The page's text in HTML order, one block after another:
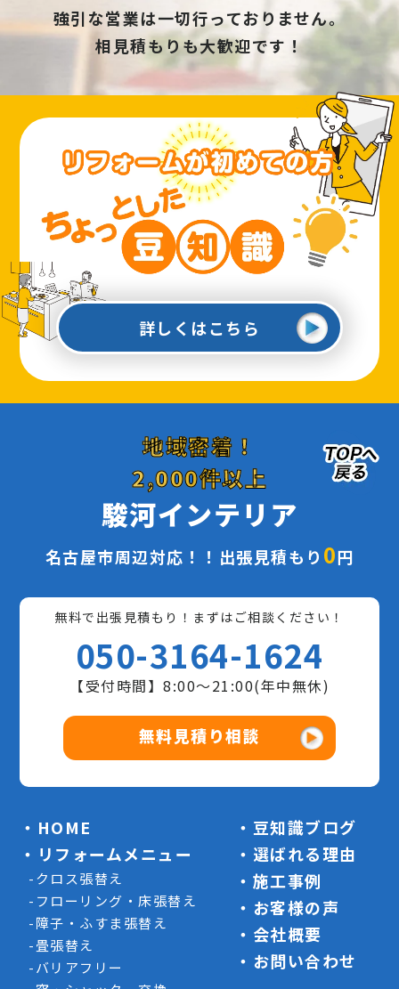
強引な営業は一切行っておりません。
相見積もりも大歓迎です！
詳しくはこちら
地域密着！
2,000件以上
駿河インテリア
名古屋市周辺対応！！出張見積もり 0円
無料で出張見積もり！まずはご相談ください！
050-3164-1624
【受付時間】8:00〜21:00(年中無休)
無料見積り相談
HOME
リフォームメニュー
クロス張替え
フローリング・床張替え
障子・ふすま張替え
畳張替え
バリアフリー
豆知識ブログ
選ばれる理由
施工事例
お客様の声
会社概要
お問い合わせ